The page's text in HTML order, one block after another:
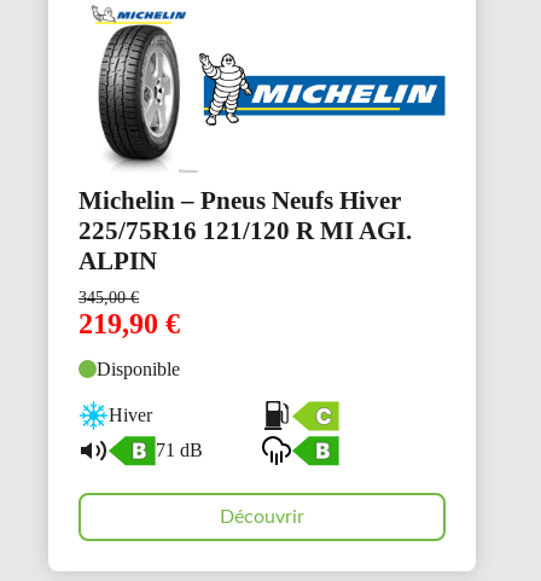
Michelin – Pneus Neufs Hiver
225/75R16 121/120 R MI AGI.
ALPIN
345,00€
219,90 €
Disponible
Hiver
71 dB
Découvrir